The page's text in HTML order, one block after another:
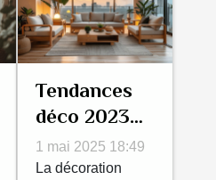
Tendances
déco 2023
les couleurs
et matériaux
1 mai 2025 18:49
La décoration